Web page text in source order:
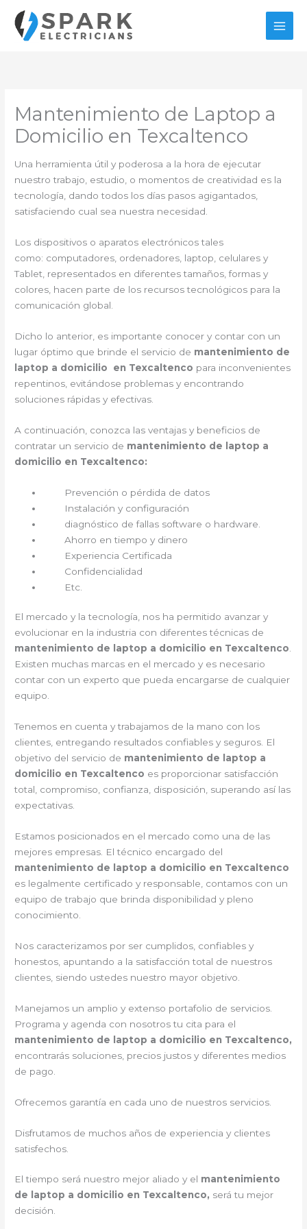
contenido
Mantenimiento de Laptop a
Domicilio en Texcaltenco
Una herramienta útil y poderosa a la hora de ejecutar
nuestro trabajo, estudio, o momentos de creatividad es la
tecnología, dando todos los días pasos agigantados,
satisfaciendo cual sea nuestra necesidad.
Los dispositivos o aparatos electrónicos tales
como: computadores, ordenadores, laptop, celulares y
Tablet, representados en diferentes tamaños, formas y
colores, hacen parte de los recursos tecnológicos para la
comunicación global.
Dicho lo anterior, es importante conocer y contar con un
lugar óptimo que brinde el servicio de mantenimiento de
laptop a domicilio en Texcaltenco para inconvenientes
repentinos, evitándose problemas y encontrando
soluciones rápidas y efectivas.
A continuación, conozca las ventajas y beneficios de
contratar un servicio de mantenimiento de laptop a
domicilio en Texcaltenco:
Prevención o pérdida de datos
Instalación y configuración
diagnóstico de fallas software o hardware.
Ahorro en tiempo y dinero
Experiencia Certificada
Confidencialidad
Etc.
El mercado y la tecnología, nos ha permitido avanzar y
evolucionar en la industria con diferentes técnicas de
mantenimiento de laptop a domicilio en Texcaltenco.
Existen muchas marcas en el mercado y es necesario
contar con un experto que pueda encargarse de cualquier
equipo.
Tenemos en cuenta y trabajamos de la mano con los
clientes, entregando resultados confiables y seguros. El
objetivo del servicio de mantenimiento de laptop a
domicilio en Texcaltenco es proporcionar satisfacción
total, compromiso, confianza, disposición, superando así las
expectativas.
Estamos posicionados en el mercado como una de las
mejores empresas. El técnico encargado del
mantenimiento de laptop a domicilio en Texcaltenco
es legalmente certificado y responsable, contamos con un
equipo de trabajo que brinda disponibilidad y pleno
conocimiento.
Nos caracterizamos por ser cumplidos, confiables y
honestos, apuntando a la satisfacción total de nuestros
clientes, siendo ustedes nuestro mayor objetivo.
Manejamos un amplio y extenso portafolio de servicios.
Programa y agenda con nosotros tu cita para el
mantenimiento de laptop a domicilio en Texcaltenco,
encontrarás soluciones, precios justos y diferentes medios
de pago.
Ofrecemos garantía en cada uno de nuestros servicios.
Disfrutamos de muchos años de experiencia y clientes
satisfechos.
El tiempo será nuestro mejor aliado y el mantenimiento
de laptop a domicilio en Texcaltenco, será tu mejor
decisión.